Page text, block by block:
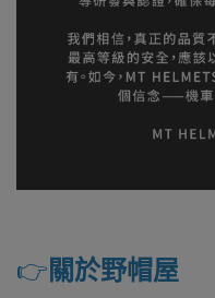
👉️ 關於野帽屋